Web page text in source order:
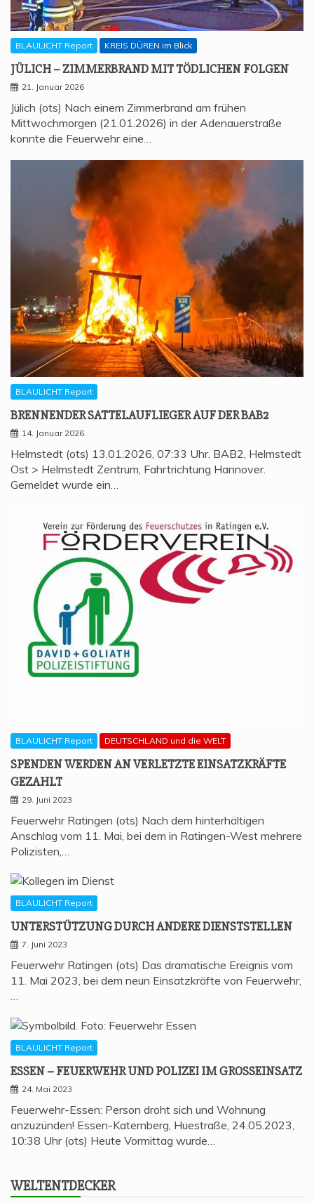
BLAULICHT Report KREIS DÜREN im Blick
JÜLICH – ZIM­MER­BRAND MIT TÖD­LI­CHEN FOLGEN
21. Januar 2026
Jülich (ots) Nach einem Zimmerbrand am frühen
Mittwochmorgen (21.01.2026) in der Adenauerstraße
konnte die Feuerwehr eine…
BLAULICHT Report
BREN­NEN­DER SAT­TEL­AUF­LIE­GER AUF DER BAB2
14. Januar 2026
Helmstedt (ots) 13.01.2026, 07:33 Uhr. BAB2, Helmstedt
Ost > Helmstedt Zentrum, Fahrtrichtung Hannover.
Gemeldet wurde ein…
BLAULICHT Report DEUTSCHLAND und die WELT
SPEN­DEN WER­DEN AN VER­LETZ­TE EIN­SATZ­KRÄF­TE
GEZAHLT
29. Juni 2023
Feuerwehr Ratingen (ots) Nach dem hinterhältigen
Anschlag vom 11. Mai, bei dem in Ratingen-West mehrere
Polizisten,…
BLAULICHT Report
UNTER­STÜT­ZUNG DURCH ANDE­RE DIENSTSTELLEN
7. Juni 2023
Feuerwehr Ratingen (ots) Das dramatische Ereignis vom
11. Mai 2023, bei dem neun Einsatzkräfte von Feuerwehr,
…
BLAULICHT Report
ESSEN – FEU­ER­WEHR UND POLI­ZEI IM GROSSEINSATZ
24. Mai 2023
Feuerwehr-Essen: Person droht sich und Wohnung
anzuzünden! Essen-Katernberg, Huestraße, 24.05.2023,
10:38 Uhr (ots) Heute Vormittag wurde…
WELT­ENT­DE­CKER